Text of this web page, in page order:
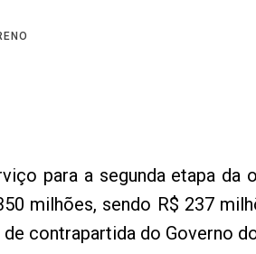
para a segunda etapa da
milhões, sendo R$ 237
contrapartida do Governo